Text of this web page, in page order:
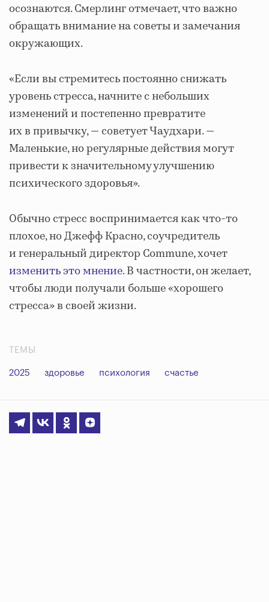
осознаются. Смерлинг отмечает, что важно
обращать внимание на советы и замечания
окружающих.
«Если вы стремитесь постоянно снижать
уровень стресса, начните с небольших
изменений и постепенно превратите
их в привычку, — советует Чаудхари. —
Маленькие, но регулярные действия могут
привести к значительному улучшению
психического здоровья».
Обычно стресс воспринимается как что-то
плохое, но Джефф Красно, соучредитель
и генеральный директор Commune, хочет
изменить это мнение. В частности, он желает,
чтобы люди получали больше «хорошего
стресса» в своей жизни.
ТЕМЫ
2025 здоровье психология счастье